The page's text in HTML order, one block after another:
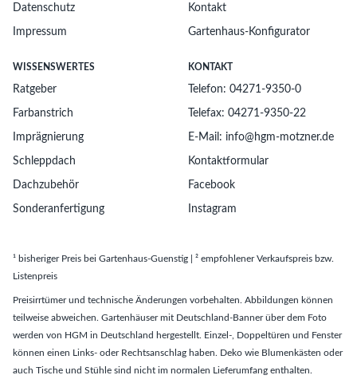
Datenschutz
Impressum
Kontakt
Gartenhaus-Konfigurator
WISSENSWERTES
Ratgeber
Farbanstrich
Imprägnierung
Schleppdach
Dachzubehör
Sonderanfertigung
KONTAKT
Telefon: 04271-9350-0
Telefax: 04271-9350-22
E-Mail: info@hgm-motzner.de
Kontaktformular
Facebook
Instagram
¹ bisheriger Preis bei Gartenhaus-Guenstig | ² empfohlener Verkaufspreis bzw.
Listenpreis
Preisirrtümer und technische Änderungen vorbehalten. Abbildungen können
teilweise abweichen. Gartenhäuser mit Deutschland-Banner über dem Foto
werden von HGM in Deutschland hergestellt. Einzel-, Doppeltüren und Fenster
können einen Links- oder Rechtsanschlag haben. Deko wie Blumenkästen oder
auch Tische und Stühle sind nicht im normalen Lieferumfang enthalten.